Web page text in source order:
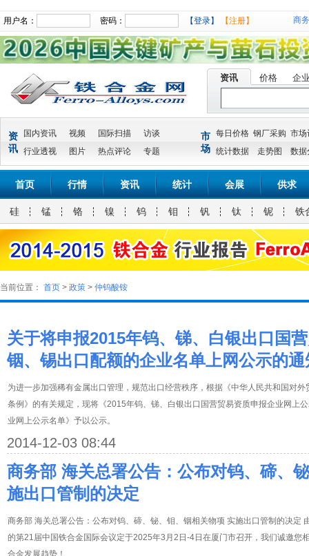
用户名： 密码： 【登录】 【注册】 商
资讯 价格 企
资
讯
国内资讯 视频 国际扫描
访谈
行业透视
图片 热点评论 专题
市
场
每日价格 钢厂采购 市场
统计数据
走势图 数据
首页 行情 资讯 统计 会展 供求
硅 锰 铬 镍 钨 钼 钒 钛 铌 铁
当前位置： 首页 > 政策 > 仲钨酸铵
关于将申报2015年钨、锑、白银出口国
铟、锡出口配额的企业名单上网公示的通
为进一步加强稀有金属出口管理，规范出口经营秩序，根据《中华人民共和国对
条例》的有关规定，现将《2015年钨、锑、白银出口国营贸易资质申报企业网上
业网上公示名单》予以公示。
2014-12-03 08:44
商务部 海关总署公告：公布对钨、碲、
施出口管制的决定
商务部 海关总署公告：公布对钨、碲、铋、钼、铟相关物项 实施出口管制的决定
的第21届中国铁合金国际会议定于2025年3月2日-4日在厦门市召开，我们诚邀您
合金发展趋势！